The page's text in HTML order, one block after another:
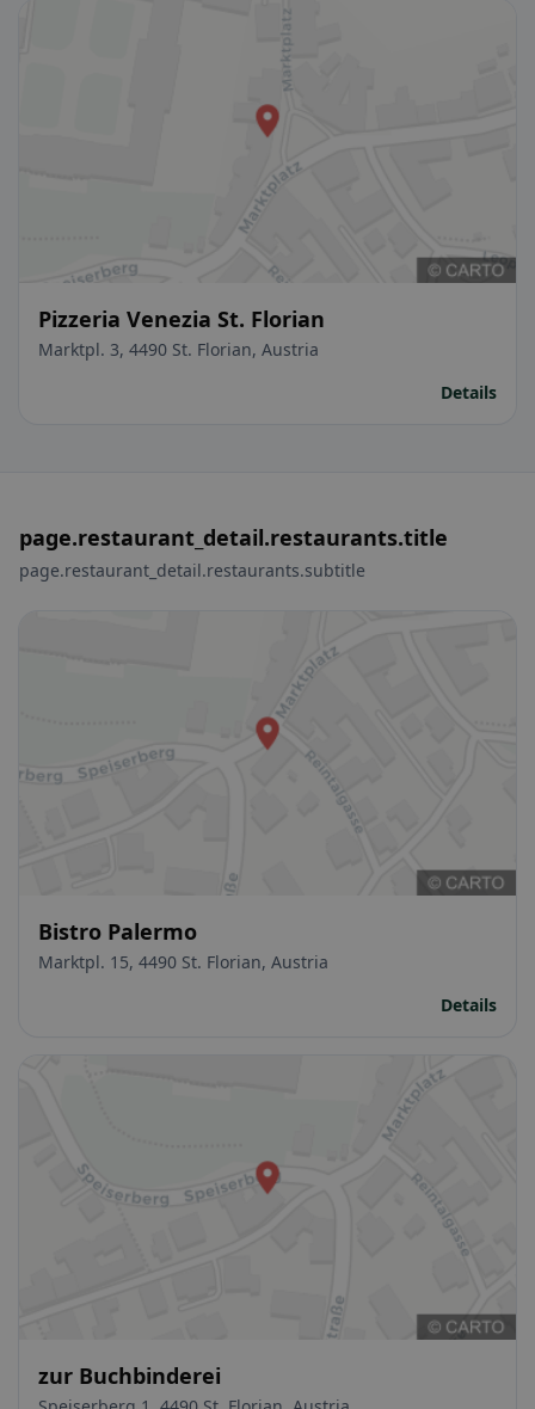
Pizzeria Venezia St. Florian
Marktpl. 3, 4490 St. Florian, Austria
Details
page.restaurant_detail.restaurants.title
page.restaurant_detail.restaurants.subtitle
Bistro Palermo
Marktpl. 15, 4490 St. Florian, Austria
Details
zur Buchbinderei